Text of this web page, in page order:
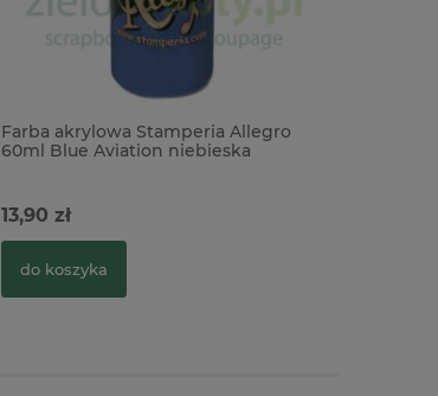
Farba akrylowa Stamperia Allegro
60ml Blue Aviation niebieska
13,90 zł
do koszyka